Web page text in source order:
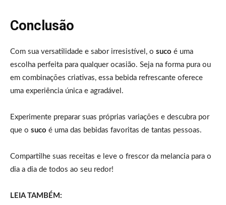
Conclusão
Com sua versatilidade e sabor irresistível, o suco é uma
escolha perfeita para qualquer ocasião. Seja na forma pura ou
em combinações criativas, essa bebida refrescante oferece
uma experiência única e agradável.
Experimente preparar suas próprias variações e descubra por
que o suco é uma das bebidas favoritas de tantas pessoas.
Compartilhe suas receitas e leve o frescor da melancia para o
dia a dia de todos ao seu redor!
LEIA TAMBÉM: